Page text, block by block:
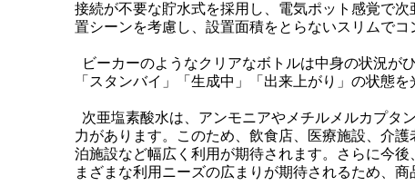
接続が不要な貯水式を採用し、電気ポット感覚で
置シーンを考慮し、設置面積をとらないスリムでコ
ビーカーのようなクリアなボトルは中身の状況が
「スタンバイ」「生成中」「出来上がり」の状態を
次亜塩素酸水は、アンモニアやメチルメルカプタ
力があります。このため、飲食店、医療施設、介
泊施設など幅広く利用が期待されます。さらに今
まざまな利用ニーズの広まりが期待されるため、